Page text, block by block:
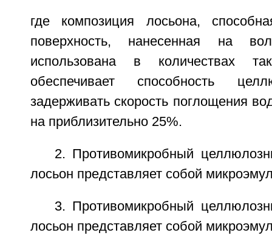
где композиция лосьона,
поверхность, нанесенная на
использована в количествах
обеспечивает способность
задерживать скорость поглощения
на приблизительно 25%.
2. Противомикробный
лосьон представляет собой
3. Противомикробный
лосьон представляет собой